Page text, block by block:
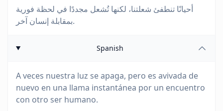
أحيانًا تنطفئ شعلتنا، لكنها تُشعل مجددًا في لحظة فورية
بمقابلة إنسان آخر.
Spanish
A veces nuestra luz se apaga, pero es avivada de
nuevo en una llama instantánea por un encuentro
con otro ser humano.